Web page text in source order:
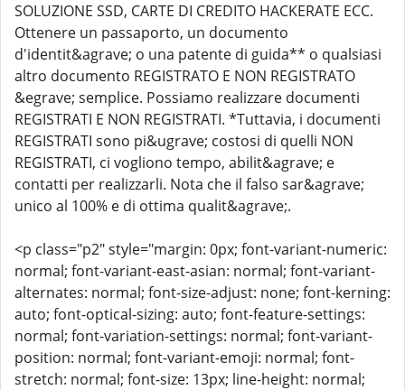
SOLUZIONE SSD, CARTE DI CREDITO HACKERATE ECC.
Ottenere un passaporto, un documento
d'identit&agrave; o una patente di guida** o qualsiasi
altro documento REGISTRATO E NON REGISTRATO
&egrave; semplice. Possiamo realizzare documenti
REGISTRATI E NON REGISTRATI. *Tuttavia, i documenti
REGISTRATI sono pi&ugrave; costosi di quelli NON
REGISTRATI, ci vogliono tempo, abilit&agrave; e
contatti per realizzarli. Nota che il falso sar&agrave;
unico al 100% e di ottima qualit&agrave;.
<p class="p2" style="margin: 0px; font-variant-numeric:
normal; font-variant-east-asian: normal; font-variant-
alternates: normal; font-size-adjust: none; font-kerning:
auto; font-optical-sizing: auto; font-feature-settings:
normal; font-variation-settings: normal; font-variant-
position: normal; font-variant-emoji: normal; font-
stretch: normal; font-size: 13px; line-height: normal;